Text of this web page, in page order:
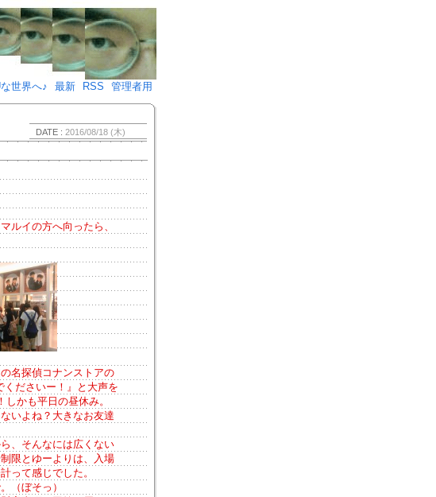
言･･･♪)÷2
世界へ♪
最新 RSS 管理者用
DATE : 2016/08/18 (木)
ルイの方へ向ったら、
名探偵コナンストアの
ださいー！』と大声を
かも平日の昼休み。
いよね？大きなお友達
、そんなには広くない
限とゆーよりは、入場
て感じでした。
（ぼそっ）